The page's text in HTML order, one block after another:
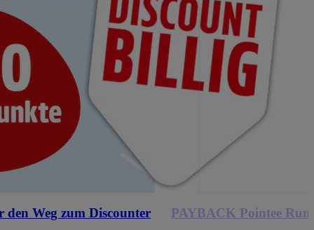
den Weg zum Discounter PAYBACK Pointee Run